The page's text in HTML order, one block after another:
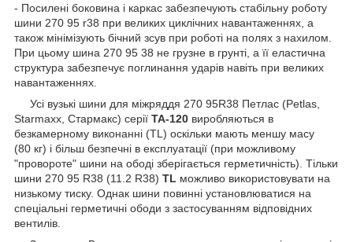
- Посилені боковина і каркас забезпечують стабільну роботу
шини 270 95 r38 при великих циклічних навантаженнях, а
також мінімізують бічний зсув при роботі на полях з нахилом.
При цьому шина 270 95 38 не грузне в грунті, а її еластична
структура забезпечує поглинання ударів навіть при великих
навантаженнях.
Усі вузькі шини для міжряддя 270 95R38 Петлас (Petlas,
Starmaxx, Стармакс) серії ТА-120 виробляються в
безкамерному виконанні (TL) оскільки мають меншу масу
(80 кг) і більш безпечні в експлуатації (при можливому
"провороте" шини на ободі зберігається герметичність). Тільки
шини 270 95 R38 (11.2 R38) TL можливо використовувати на
низькому тиску. Однак шини повинні установлюватися на
спеціальні герметичні ободи з застосуванням відповідних
вентилів.